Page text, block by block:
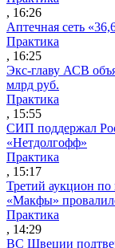
, 16:26
Аптечная сеть
Практика
, 16:25
Экс-главу АСВ
млрд руб.
Практика
, 15:55
СИП поддержал
«Нетдолгофф»
Практика
, 15:17
Третий аукцион по
«Макфы»
Практика
, 14:29
ВС Швеции